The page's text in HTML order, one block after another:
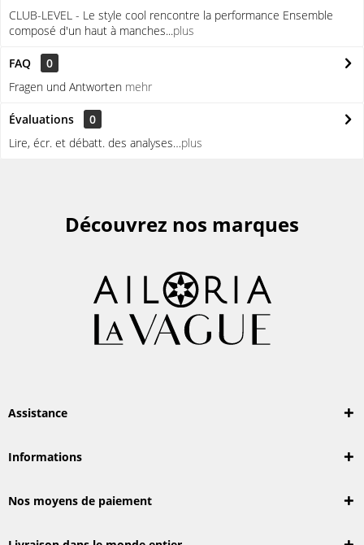
CLUB-LEVEL - Le style cool rencontre la performance Ensemble
composé d'un haut à manches...plus
FAQ
0
Fragen und Antworten mehr
Évaluations
0
Lire, écr. et débatt. des analyses…plus
Découvrez nos marques
Assistance
Informations
Nos moyens de paiement